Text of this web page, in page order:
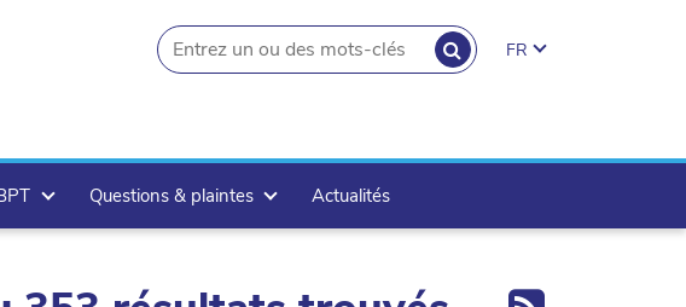
RECHERCHER
search.button
FR
Questions & plaintes Actualités